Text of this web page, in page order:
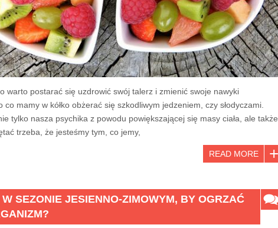
warto postarać się uzdrowić swój talerz i zmienić swoje nawyki
co mamy w kółko obżerać się szkodliwym jedzeniem, czy słodyczami.
tylko nasza psychika z powodu powiększającej się masy ciała, ale także
trzeba, że jesteśmy tym, co jemy,
READ MORE
SEZONIE JESIENNO-ZIMOWYM, BY OGRZAĆ